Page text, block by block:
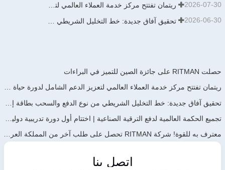
ريتمان تفتتح مركز خدمة العملاء العالمي لتعزيز الدعم الشامل لدورة حياة العملاء حول العالم 2026-07-30
2026-06-30
حصلت RITMAN على جائزة الصين للتميز في البراءات
ريتمان تفتتح مركز خدمة العملاء العالمي لتعزيز الدعم الشامل لدورة حياة العملاء حول العالم
اتصل بنا